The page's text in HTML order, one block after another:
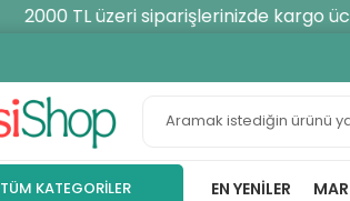
2000 TL üzeri siparişlerinizde kargo
TÜM KATEGORİLER EN YENILER